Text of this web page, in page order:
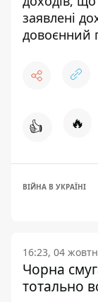
заявлені
довоєнний
👍 🔥
ВІЙНА В УКРАЇНІ
16:23, 04
Чорна
тотально